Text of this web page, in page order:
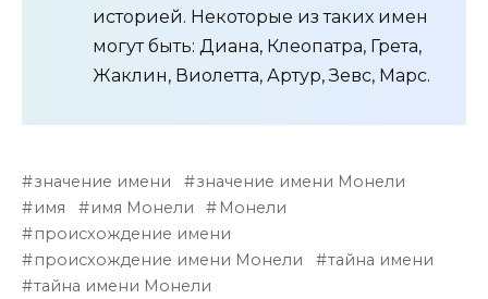
историей. Некоторые из таких имен
могут быть: Диана, Клеопатра, Грета,
Жаклин, Виолетта, Артур, Зевс, Марс.
значение имени
значение имени Монели
имя
имя Монели
Монели
происхождение имени
происхождение имени Монели
тайна имени
тайна имени Монели